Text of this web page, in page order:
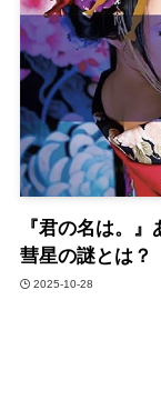
『君の名は。
彗星の謎とは？
2025-10-28